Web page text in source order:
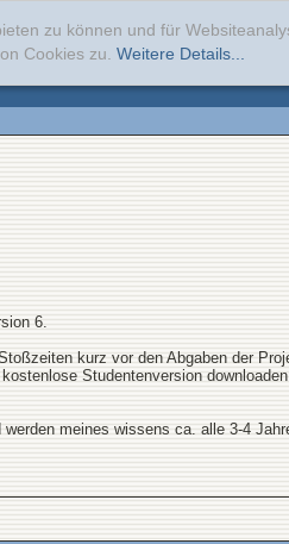
zu können und für
Cookies zu. Weitere Details...
6.
kurz vor den Abgaben der
Studentenversion
meines wissens ca. alle 3-4